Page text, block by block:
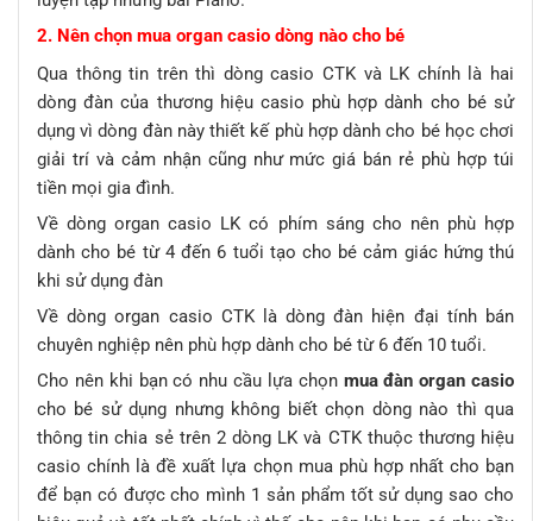
2. Nên chọn mua organ casio dòng nào cho bé
Qua thông tin trên thì dòng casio CTK và LK chính là hai
dòng đàn của thương hiệu casio phù hợp dành cho bé sử
dụng vì dòng đàn này thiết kế phù hợp dành cho bé học chơi
giải trí và cảm nhận cũng như mức giá bán rẻ phù hợp túi
tiền mọi gia đình.
Về dòng organ casio LK có phím sáng cho nên phù hợp
dành cho bé từ 4 đến 6 tuổi tạo cho bé cảm giác hứng thú
khi sử dụng đàn
Về dòng organ casio CTK là dòng đàn hiện đại tính bán
chuyên nghiệp nên phù hợp dành cho bé từ 6 đến 10 tuổi.
Cho nên khi bạn có nhu cầu lựa chọn mua đàn organ casio
cho bé sử dụng nhưng không biết chọn dòng nào thì qua
thông tin chia sẻ trên 2 dòng LK và CTK thuộc thương hiệu
casio chính là đề xuất lựa chọn mua phù hợp nhất cho bạn
để bạn có được cho mình 1 sản phẩm tốt sử dụng sao cho